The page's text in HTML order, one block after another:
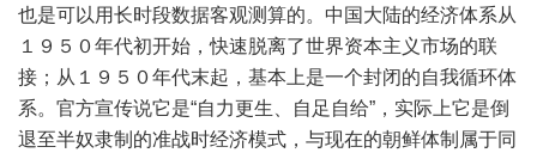
也是可以用长时段数据客观测算的。中国大陆的经济体系从
１９５０年代初开始，快速脱离了世界资本主义市场的联
接；从１９５０年代末起，基本上是一个封闭的自我循环体
系。官方宣传说它是“自力更生、自足自给”，实际上它是倒
退至半奴隶制的准战时经济模式，与现在的朝鲜体制属于同